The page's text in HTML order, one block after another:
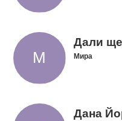
Дали ще
Мира
Дана